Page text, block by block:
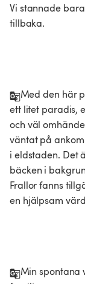
Vi stannade
tillbaka.
Med den här
ett litet paradis,
och väl
väntat på
i eldstaden. Det
bäcken i
Frallor fanns
en hjälpsam
Min spontana